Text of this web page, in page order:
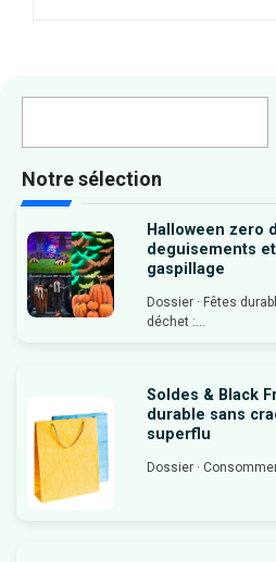
Notre sélection
Halloween zero
deguisements
gaspillage
Dossier · Fêtes
déchet :...
Soldes & Black
durable sans
superflu
Dossier ·